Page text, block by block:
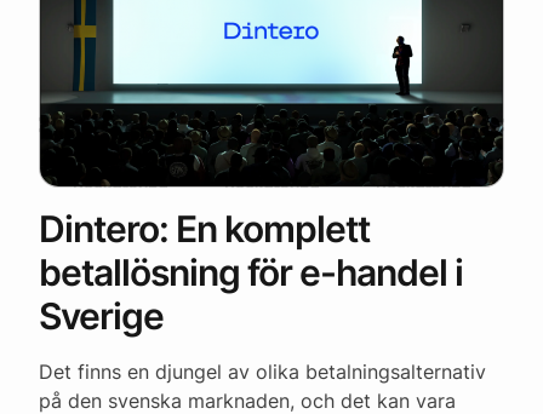
Dintero: En komplett
betallösning för e-handel i
Sverige
Det finns en djungel av olika betalningsalternativ
på den svenska marknaden, och det kan vara